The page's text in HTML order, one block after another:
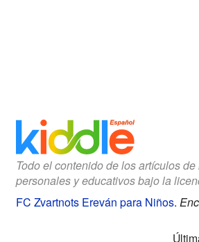
Todo el contenido de los artículos de
personales y educativos bajo la
FC Zvartnots Ereván para Niños.